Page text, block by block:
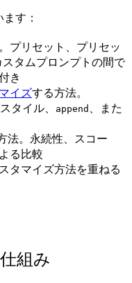
す：
。プリセット、プリセッ
タムプロンプトの間で
き
イズする方法。
タイル、
append 、また
法。永続性、スコー
る比較
タマイズ方法を重ねる
組み